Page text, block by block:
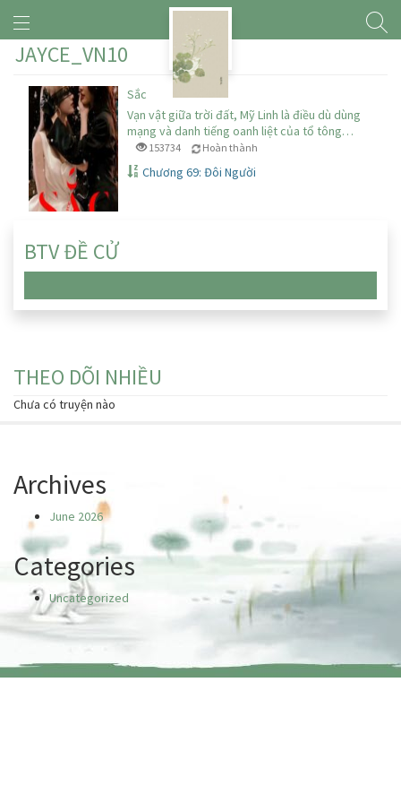
JAYCE_VN10
Sắc
Vạn vật giữa trời đất, Mỹ Linh là điều dù dùng
mạng và danh tiếng oanh liệt của tổ tông…
153734 Hoàn thành
Chương 69: Đôi Người
BTV ĐỀ CỬ
THEO DÕI NHIỀU
Chưa có truyện nào
Archives
June 2026
Categories
Uncategorized